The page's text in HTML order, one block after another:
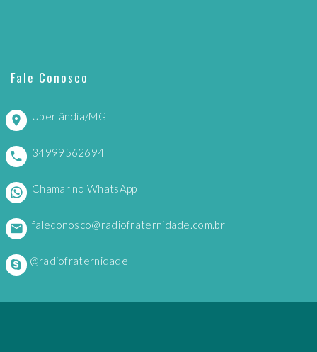
Fale Conosco
Uberlândia/MG
34999562694
Chamar no WhatsApp
faleconosco@radiofraternidade.com.br
@radiofraternidade